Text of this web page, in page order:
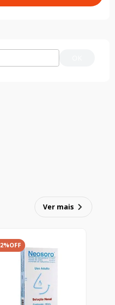
Ver mais
OFF